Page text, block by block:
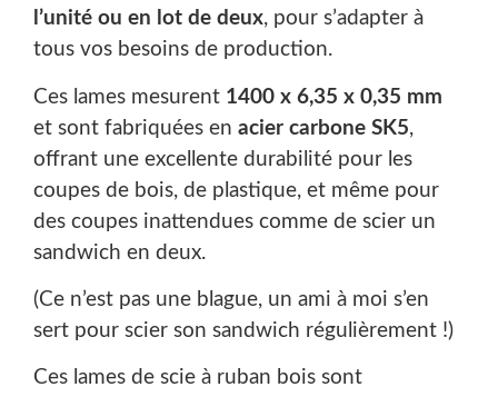
l’unité ou en lot de deux, pour s’adapter à
tous vos besoins de production.
Ces lames mesurent 1400 x 6,35 x 0,35 mm
et sont fabriquées en acier carbone SK5,
offrant une excellente durabilité pour les
coupes de bois, de plastique, et même pour
des coupes inattendues comme de scier un
sandwich en deux.
(Ce n’est pas une blague, un ami à moi s’en
sert pour scier son sandwich régulièrement !)
Ces lames de scie à ruban bois sont